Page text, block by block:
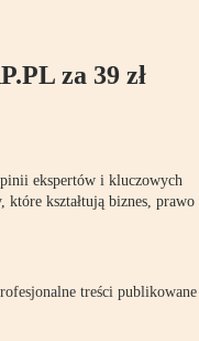
za 39 zł
ekspertów i kluczowych
które kształtują biznes, prawo
treści publikowane